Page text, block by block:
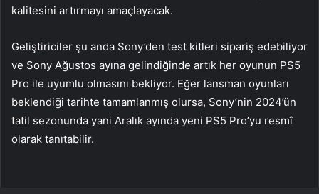
kalitesini artırmayı amaçlayacak.
Geliştiriciler şu anda Sony’den test kitleri sipariş edebiliyor
ve Sony Ağustos ayına gelindiğinde artık her oyunun PS5
Pro ile uyumlu olmasını bekliyor. Eğer lansman oyunları
beklendiği tarihte tamamlanmış olursa, Sony’nin 2024’ün
tatil sezonunda yani Aralık ayında yeni PS5 Pro’yu resmî
olarak tanıtabilir.